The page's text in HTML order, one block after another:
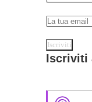
Iscriviti